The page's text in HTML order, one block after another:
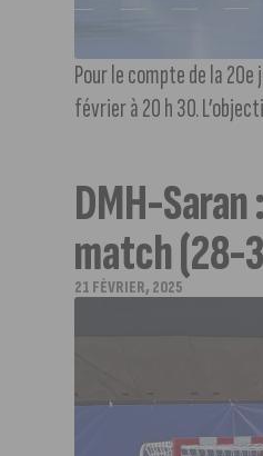
Pour le compte de la 20e
février à 20 h 30.
DMH-
match (28-
21 FÉVRIER, 2025